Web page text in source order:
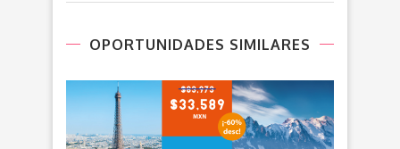
OPORTUNIDADES SIMILARES